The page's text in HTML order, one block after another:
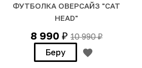
ФУТБОЛКА ОВЕРСАЙЗ "CAT
HEAD"
8 990 ₽ 10 990₽
Беру